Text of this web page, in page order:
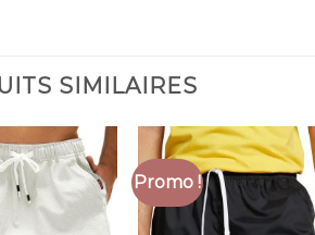
SIMILAIRES
Promo !